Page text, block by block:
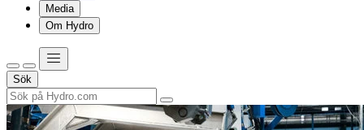
Media
Om Hydro
Sök